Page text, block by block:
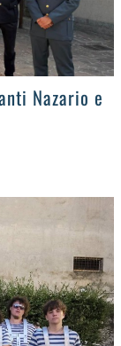
Nazario e